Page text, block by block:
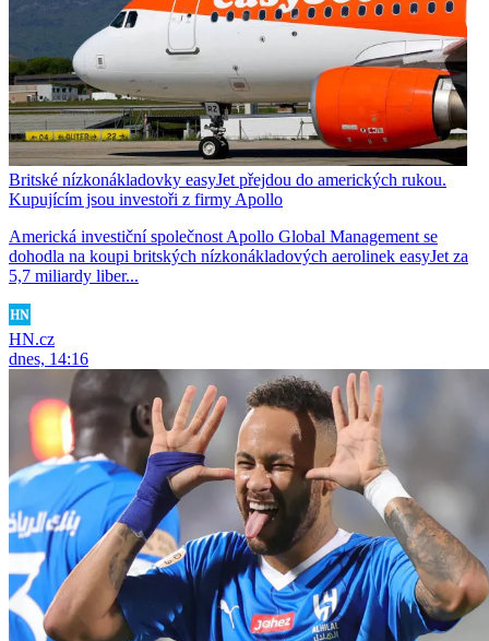
Britské nízkonákladovky easyJet přejdou do amerických rukou.
Kupujícím jsou investoři z firmy Apollo
Americká investiční společnost Apollo Global Management se
dohodla na koupi britských nízkonákladových aerolinek easyJet za
5,7 miliardy liber...
HN.cz
dnes, 14:16